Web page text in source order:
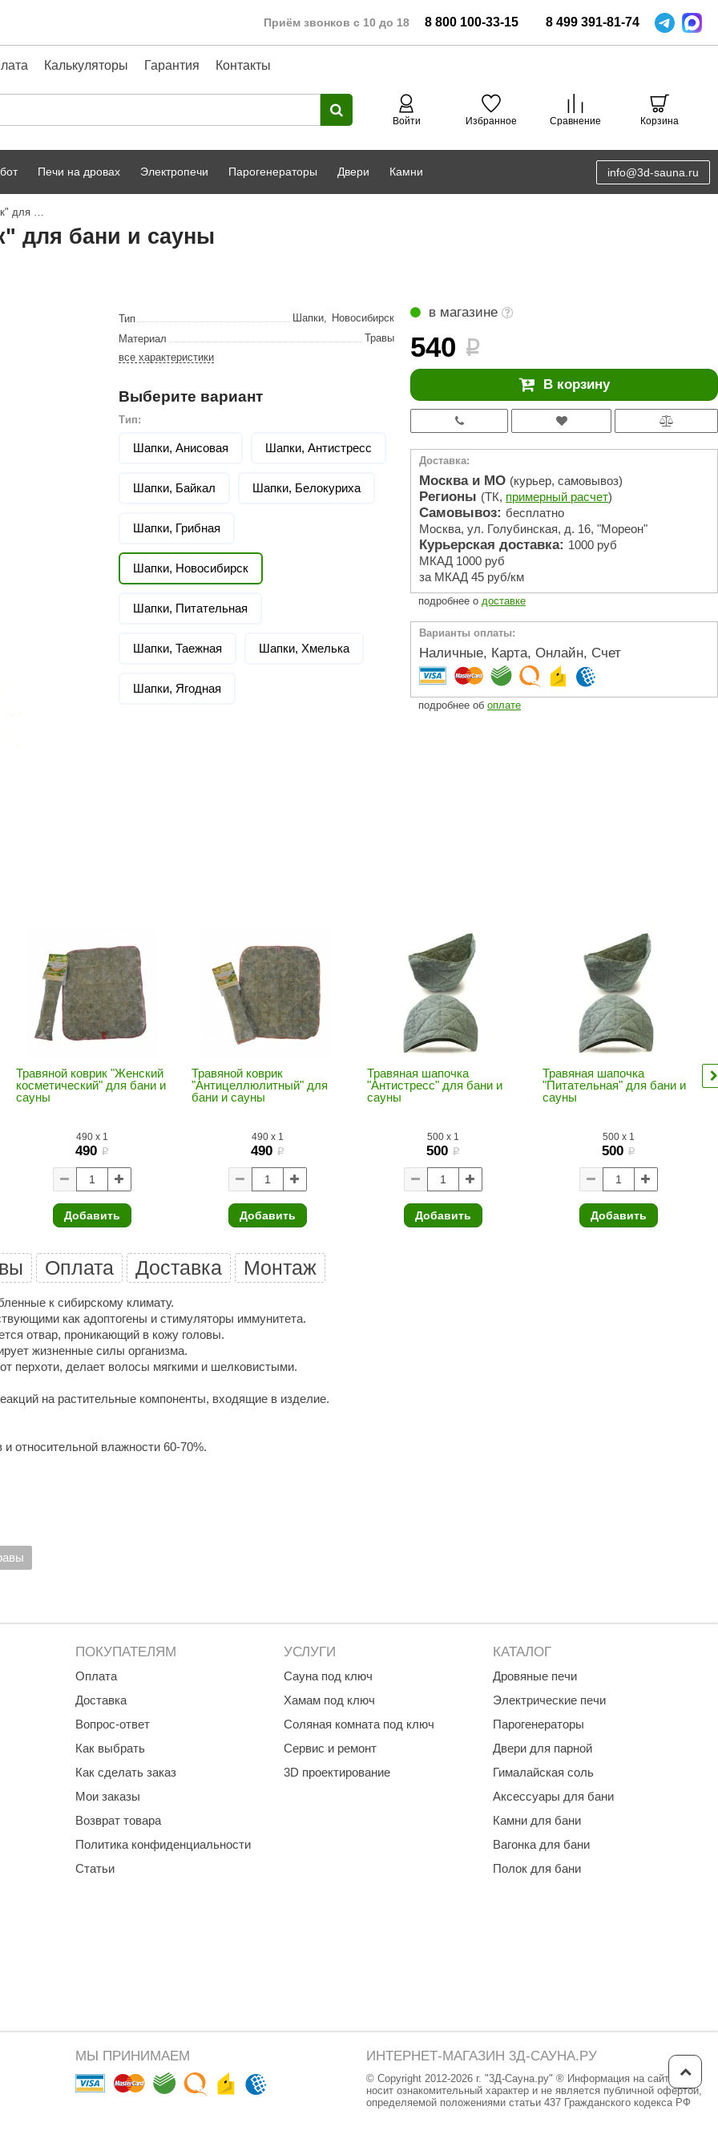
Приём звонков с 10 до 18 8 800 100-33-15 8 499 391-81-74
Калькуляторы Гарантия Контакты
Войти Избранное Сравнение Корзина
PRO METALL
Сталь-Мастер
Банные штучки
Sangens
Suokka Fischer
RAINZ
PolarSpa
Cariitti Bentwood
Tylo
LUX ELEMENTS Wedi
LANG’s
Rohol
Ec Light
Kvimol
Сабантуй Акма
Феникс Feringer
ЭкспертСаун Веста
DR. KERN Sturm
Premier Morelli
SAUNABOARD
Keya Sauna
EDMUNDAS Nikkarien
Печи на дровах Электропечи Парогенераторы Двери Камни info@3d-sauna.ru
Травяная шапочка "Новосибирск" для бани и сауны
для бани и сауны
в магазине
540 i
В корзину
Тип Шапки, Новосибирск
Материал
Травы
все характеристики
Выберите вариант
Тип:
Шапки, Анисовая Шапки, Антистресс
Шапки, Байкал Шапки, Белокуриха
Шапки, Грибная
Шапки, Новосибирск
Шапки, Питательная
Шапки, Таежная Шапки, Хмелька
Шапки, Ягодная
Доставка:
Москва и МО (курьер, самовывоз)
Регионы (ТК, примерный расчет)
Самовывоз: бесплатно
Москва, ул. Голубинская, д. 16, "Мореон"
Курьерская доставка: 1000 руб
МКАД 1000 руб
за МКАД 45 руб/км
подробнее о доставке
Варианты оплаты:
Наличные, Карта, Онлайн, Счет
подробнее об оплате
Травяной коврик "Женский
косметический" для бани и
сауны
490x 1
490 i
Добавить
Травяной коврик
"Антицеллюлитный" для
бани и сауны
490x 1
490 i
Добавить
Травяная шапочка
"Антистресс" для бани и
сауны
500x 1
500 i
Добавить
Травяная шапочка
"Питательная" для бани и
сауны
500x 1
500 i
Добавить
Оплата Доставка Монтаж
к сибирскому климату.
как адоптогены и стимуляторы иммунитета.
отвар, проникающий в кожу головы.
жизненные силы организма.
перхоти, делает волосы мягкими и шелковистыми.
на растительные компоненты, входящие в изделие.
относительной влажности 60-70%.
ПОКУПАТЕЛЯМ
Оплата
Доставка
Вопрос-ответ
Как выбрать
Как сделать заказ
Мои заказы
Возврат товара
Политика конфиденциальности
Статьи
УСЛУГИ
Сауна под ключ
Хамам под ключ
Соляная комната под ключ
Сервис и ремонт
3D проектирование
КАТАЛОГ
Дровяные печи
Электрические печи
Парогенераторы
Двери для парной
Гималайская соль
Аксессуары для бани
Камни для бани
Вагонка для бани
Полок для бани
МЫ ПРИНИМАЕМ ИНТЕРНЕТ-МАГАЗИН 3Д-САУНА.РУ
© Copyright 2012-2026 г. "3Д-Сауна.ру" ® Информация на сайте
носит ознакомительный характер и не является публичной офертой,
определяемой положениями статьи 437 Гражданского кодекса РФ